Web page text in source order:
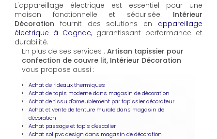
L'appareillage électrique est essentiel pour une
maison fonctionnelle et sécurisée. Intérieur
Décoration fournit des solutions en appareillage
électrique à Cognac, garantissant performance et
durabilité.
En plus de ses services : Artisan tapissier pour
confection de couvre lit, Intérieur Décoration
vous propose aussi :
Achat de rideaux thermiques
Achat de tapis moderne dans magasin de décoration
Achat de tissu d'ameublement par tapissier décorateur
Achat et vente de tenture murale dans magasin de
décoration
Achat passage et tapis d'escalier
Achat sol pvc design dans magasin de décoration